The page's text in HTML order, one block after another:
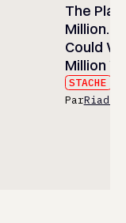
The
Million…
Could
Million
STACHE
ParRiad